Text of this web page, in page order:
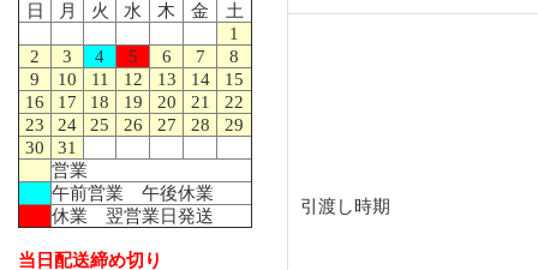
日
月 火 水 木 金
土
1
2
3 4 5 6 7
8
9
10 11 12 13 14
15
16
17 18 19 20 21
22
23
24 25 26 27 28
29
30
31
営業
午前営業 午後休業
休業 翌営業日発送
当日配送締め切り
引渡し時期